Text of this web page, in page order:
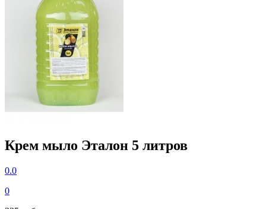
Крем мыло Эталон 5 литров
0.0
0